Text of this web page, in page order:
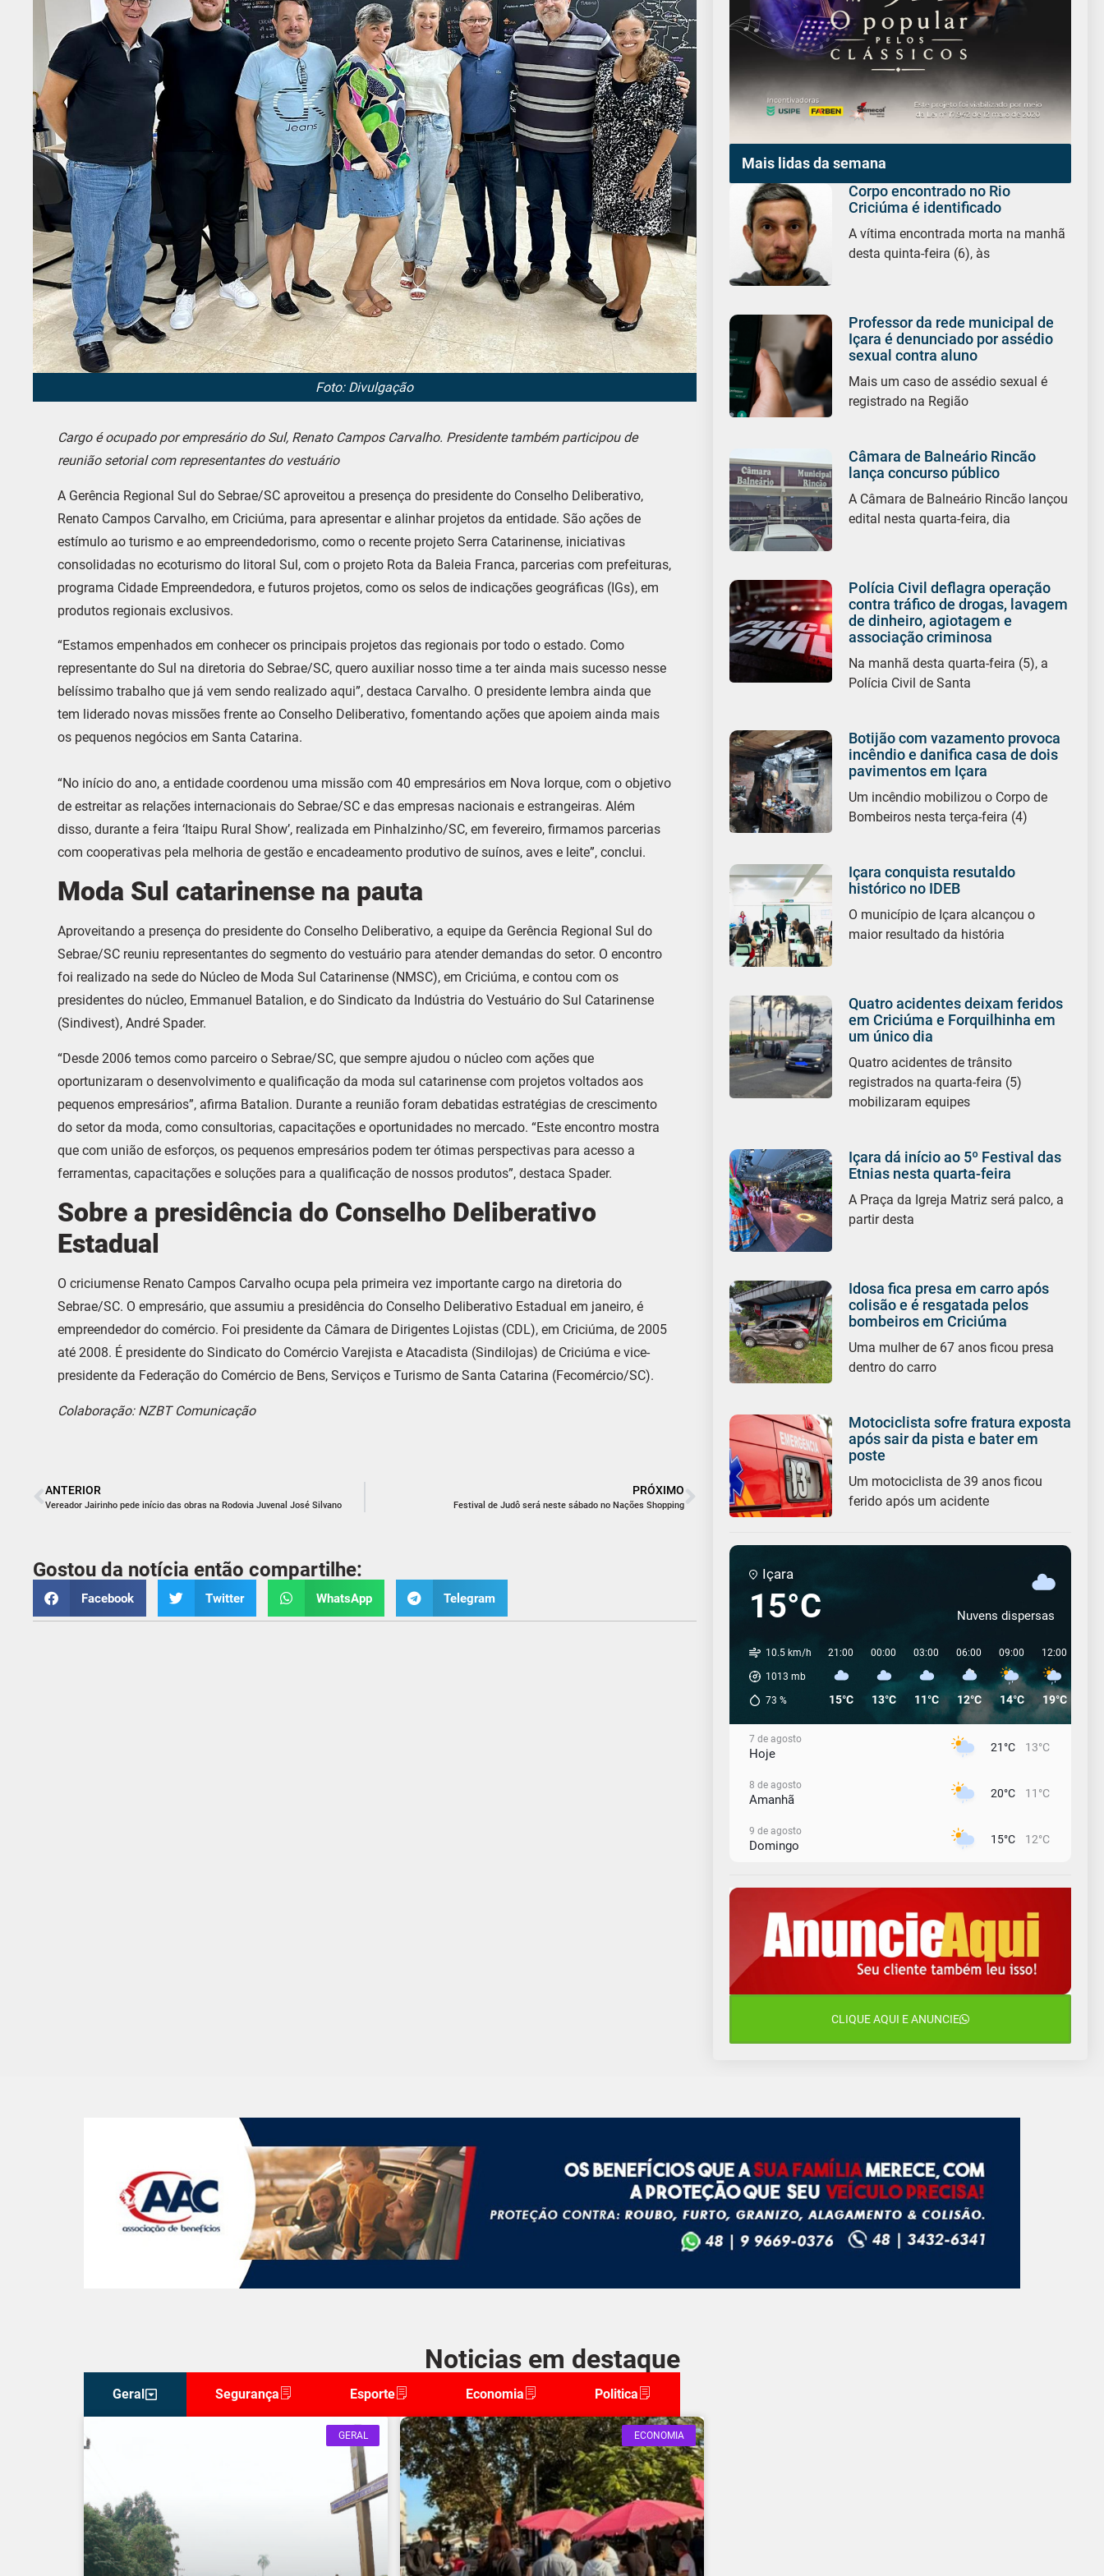
Foto: Divulgação
Cargo é ocupado por empresário do Sul, Renato Campos Carvalho. Presidente também participou de
reunião setorial com representantes do vestuário
A Gerência Regional Sul do Sebrae/SC aproveitou a presença do presidente do Conselho Deliberativo,
Renato Campos Carvalho, em Criciúma, para apresentar e alinhar projetos da entidade. São ações de
estímulo ao turismo e ao empreendedorismo, como o recente projeto Serra Catarinense, iniciativas
consolidadas no ecoturismo do litoral Sul, com o projeto Rota da Baleia Franca, parcerias com prefeituras,
programa Cidade Empreendedora, e futuros projetos, como os selos de indicações geográficas (IGs), em
produtos regionais exclusivos.
“Estamos empenhados em conhecer os principais projetos das regionais por todo o estado. Como
representante do Sul na diretoria do Sebrae/SC, quero auxiliar nosso time a ter ainda mais sucesso nesse
belíssimo trabalho que já vem sendo realizado aqui”, destaca Carvalho. O presidente lembra ainda que
tem liderado novas missões frente ao Conselho Deliberativo, fomentando ações que apoiem ainda mais
os pequenos negócios em Santa Catarina.
“No início do ano, a entidade coordenou uma missão com 40 empresários em Nova Iorque, com o objetivo
de estreitar as relações internacionais do Sebrae/SC e das empresas nacionais e estrangeiras. Além
disso, durante a feira ‘Itaipu Rural Show’, realizada em Pinhalzinho/SC, em fevereiro, firmamos parcerias
com cooperativas pela melhoria de gestão e encadeamento produtivo de suínos, aves e leite”, conclui.
Moda Sul catarinense na pauta
Aproveitando a presença do presidente do Conselho Deliberativo, a equipe da Gerência Regional Sul do
Sebrae/SC reuniu representantes do segmento do vestuário para atender demandas do setor. O encontro
foi realizado na sede do Núcleo de Moda Sul Catarinense (NMSC), em Criciúma, e contou com os
presidentes do núcleo, Emmanuel Batalion, e do Sindicato da Indústria do Vestuário do Sul Catarinense
(Sindivest), André Spader.
“Desde 2006 temos como parceiro o Sebrae/SC, que sempre ajudou o núcleo com ações que
oportunizaram o desenvolvimento e qualificação da moda sul catarinense com projetos voltados aos
pequenos empresários”, afirma Batalion. Durante a reunião foram debatidas estratégias de crescimento
do setor da moda, como consultorias, capacitações e oportunidades no mercado. “Este encontro mostra
que com união de esforços, os pequenos empresários podem ter ótimas perspectivas para acesso a
ferramentas, capacitações e soluções para a qualificação de nossos produtos”, destaca Spader.
Sobre a presidência do Conselho Deliberativo
Estadual
O criciumense Renato Campos Carvalho ocupa pela primeira vez importante cargo na diretoria do
Sebrae/SC. O empresário, que assumiu a presidência do Conselho Deliberativo Estadual em janeiro, é
empreendedor do comércio. Foi presidente da Câmara de Dirigentes Lojistas (CDL), em Criciúma, de 2005
até 2008. É presidente do Sindicato do Comércio Varejista e Atacadista (Sindilojas) de Criciúma e vice-
presidente da Federação do Comércio de Bens, Serviços e Turismo de Santa Catarina (Fecomércio/SC).
Colaboração: NZBT Comunicação
ANTERIOR
Vereador Jairinho pede início das obras na Rodovia Juvenal José Silvano
PRÓXIMO
Festival de Judô será neste sábado no Nações Shopping
Gostou da notícia então compartilhe:
Facebook Twitter WhatsApp Telegram
Mais lidas da semana
Corpo encontrado no Rio
Criciúma é identificado
A vítima encontrada morta na manhã
desta quinta-feira (6), às
Professor da rede municipal de
Içara é denunciado por assédio
sexual contra aluno
Mais um caso de assédio sexual é
registrado na Região
Câmara de Balneário Rincão
lança concurso público
A Câmara de Balneário Rincão lançou
edital nesta quarta-feira, dia
Polícia Civil deflagra operação
contra tráfico de drogas, lavagem
de dinheiro, agiotagem e
associação criminosa
Na manhã desta quarta-feira (5), a
Polícia Civil de Santa
Botijão com vazamento provoca
incêndio e danifica casa de dois
pavimentos em Içara
Um incêndio mobilizou o Corpo de
Bombeiros nesta terça-feira (4)
Içara conquista resutaldo
histórico no IDEB
O município de Içara alcançou o
maior resultado da história
Quatro acidentes deixam feridos
em Criciúma e Forquilhinha em
um único dia
Quatro acidentes de trânsito
registrados na quarta-feira (5)
mobilizaram equipes
Içara dá início ao 5º Festival das
Etnias nesta quarta-feira
A Praça da Igreja Matriz será palco, a
partir desta
Idosa fica presa em carro após
colisão e é resgatada pelos
bombeiros em Criciúma
Uma mulher de 67 anos ficou presa
dentro do carro
Motociclista sofre fratura exposta
após sair da pista e bater em
poste
Um motociclista de 39 anos ficou
ferido após um acidente
Içara
15°C Nuvens dispersas
10.5 km/h
1013 mb
73 %
21:00
15°C
00:00
13°C
03:00
11°C
06:00
12°C
09:00
14°C
12:00
19°C
7 de agosto
Hoje 21°C 13°C
8 de agosto
Amanhã 20°C 11°C
9 de agosto
Domingo 15°C 12°C
Segunda-Feira 14°C 10°C
11 de agosto
Terça-Feira
12 de agosto
16°C 11°C
CLIQUE AQUI E ANUNCIE
Noticias em destaque
Geral Segurança Esporte Economia Politica
GERAL ECONOMIA